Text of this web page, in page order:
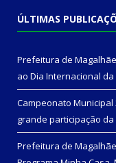
ÚLTIMAS
Prefeitura de
ao Dia Internacional
Campeonato Municipal
grande participação
Prefeitura de